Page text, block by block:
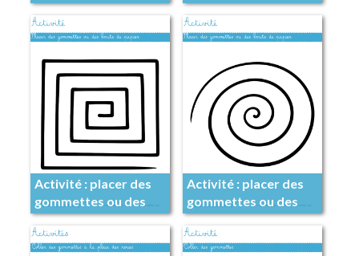
papiers
Activité : placer des
gommettes ou des
papiers
Activité : placer des
gommettes ou des
papiers